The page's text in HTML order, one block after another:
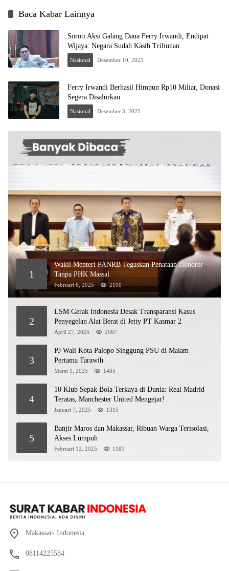
Baca Kabar Lainnya
Soroti Aksi Galang Dana Ferry Irwandi, Endipat
Wijaya: Negara Sudah Kasih Triliunan
Nasional Desember 10, 2025
Ferry Irwandi Berhasil Himpun Rp10 Miliar, Donasi
Segera Disalurkan
Nasional Desember 3, 2025
1
Wakil Menteri PANRB Tegaskan Penataan Honorer
Tanpa PHK Massal
Februari 6, 2025 2190
2
LSM Gerak Indonesia Desak Transparansi Kasus
Penyegelan Alat Berat di Jetty PT Kasmar 2
April 27, 2025 2067
3
PJ Wali Kota Palopo Singgung PSU di Malam
Pertama Tarawih
Maret 1, 2025 1405
4
10 Klub Sepak Bola Terkaya di Dunia: Real Madrid
Teratas, Manchester United Mengejar!
Januari 7, 2025 1315
5
Banjir Maros dan Makassar, Ribuan Warga Terisolasi,
Akses Lumpuh
Februari 12, 2025 1181
Makassar- Indonesia
08114225584